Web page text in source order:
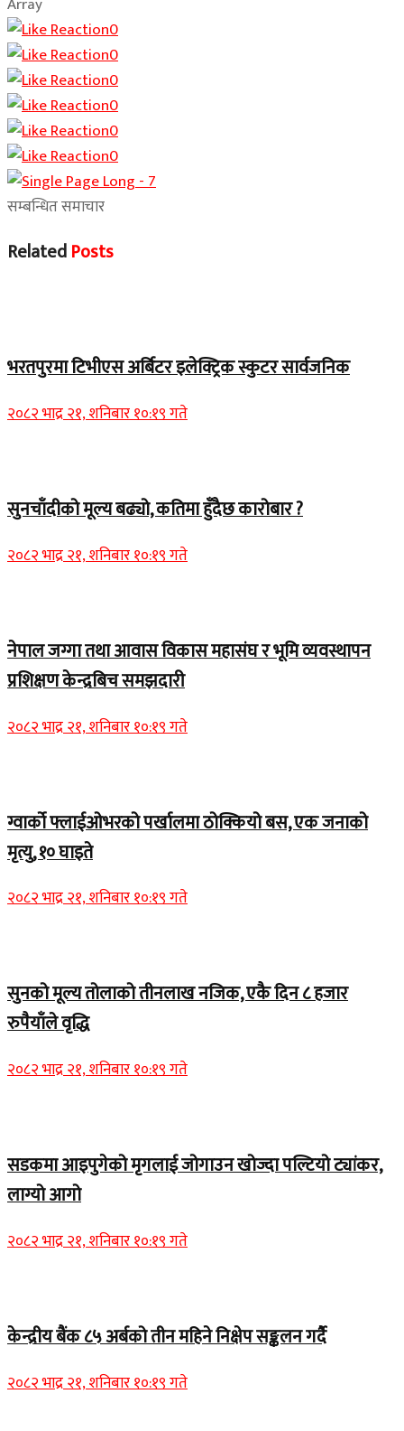
0
0
0
0
0
0
सम्बन्धित समाचार
RelatedPosts
भरतपुरमा टिभीएस अर्बिटर इलेक्ट्रिक स्कुटर सार्वजनिक
२०८२ भाद्र २१, शनिबार १०:१९ गते
सुनचाँदीको मूल्य बढ्यो, कतिमा हुँदैछ कारोबार ?
२०८२ भाद्र २१, शनिबार १०:१९ गते
नेपाल जग्गा तथा आवास विकास महासंघ र भूमि व्यवस्थापन
प्रशिक्षण केन्द्रबिच समझदारी
२०८२ भाद्र २१, शनिबार १०:१९ गते
ग्वार्को फ्लाईओभरको पर्खालमा ठोक्कियो बस, एक जनाको
मृत्यु, १० घाइते
२०८२ भाद्र २१, शनिबार १०:१९ गते
सुनको मूल्य तोलाको तीनलाख नजिक, एकै दिन ८ हजार
रुपैयाँले वृद्धि
२०८२ भाद्र २१, शनिबार १०:१९ गते
सडकमा आइपुगेको मृगलाई जोगाउन खोज्दा पल्टियो ट्यांकर,
लाग्यो आगो
२०८२ भाद्र २१, शनिबार १०:१९ गते
केन्द्रीय बैंक ८५ अर्बको तीन महिने निक्षेप सङ्कलन गर्दै
२०८२ भाद्र २१, शनिबार १०:१९ गते